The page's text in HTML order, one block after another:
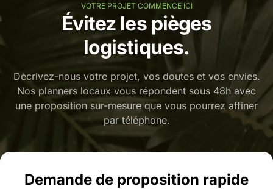
VOTRE PROJET COMMENCE ICI
Évitez les pièges
logistiques.
Décrivez-nous votre projet, vos doutes et vos envies.
Nos planners locaux vous répondent sous 48h avec
une proposition sur-mesure que vous pourrez affiner
par téléphone.
Demande de proposition rapide